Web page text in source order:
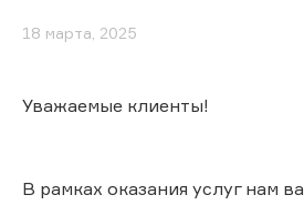
18 марта, 2025
Уважаемые клиенты!
В рамках оказания услуг нам